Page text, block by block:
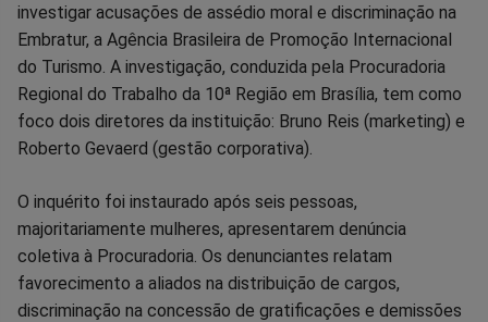
no
Facebook
no
Whatsapp
no
Twitter
no
Messenger
no
Telegram
no
Gettr
investigar acusações de assédio moral e discriminação na
Embratur, a Agência Brasileira de Promoção Internacional
do Turismo. A investigação, conduzida pela Procuradoria
Regional do Trabalho da 10ª Região em Brasília, tem como
foco dois diretores da instituição: Bruno Reis (marketing) e
Roberto Gevaerd (gestão corporativa).
O inquérito foi instaurado após seis pessoas,
majoritariamente mulheres, apresentarem denúncia
coletiva à Procuradoria. Os denunciantes relatam
favorecimento a aliados na distribuição de cargos,
discriminação na concessão de gratificações e demissões